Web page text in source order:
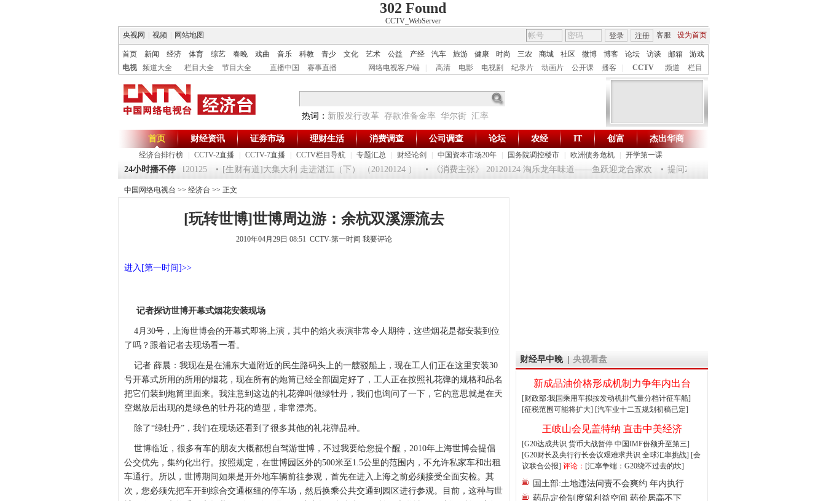
302 Found
CCTV_WebServer
央视网
视频 网站地图 客服 设为首页
登录 注册
首页 新闻 经济 体育 综艺 春晚 戏曲 音乐 科教 青少 文化 艺术 公益 产经 汽车 旅游 健康 时尚 三农 商城 社区 微博 博客 论坛 访谈 邮箱
游戏
电视
频道大全 栏目大全 节目大全 直播中国 赛事直播 网络电视客户端 高清 电影 电视剧 纪录片 动画片 公开课 播客 CCTV 频道 栏目
热词： 新股发行改革 存款准备金率 华尔街 汇率
财智生活 一键通达
首页
经济台排行榜 CCTV-2直播 CCTV-7直播 CCTV栏目导航 专题汇总 财经论剑 中国资本市场20年 国务院调控楼市 欧洲债务危机 开学第一课
财经资讯 证券市场 理财生活 消费调查 公司调查 论坛 农经 IT 创富 杰出华商
24小时播不停
《第一时间》 20120125 [生财有道]大集大利 走进湛江（下） （20120124 ） 《消费主张》 20120124 淘乐龙年味道——鱼跃迎龙合家欢 提问2012：机遇与悬念共存
中国网络电视台 >> 经济台 >> 正文
[玩转世博]世博周边游：余杭双溪漂流去
2010年04月29日 08:51 CCTV-第一时间 我要评论
进入[第一时间]>>
记者探访世博开幕式烟花安装现场
4月30号，上海世博会的开幕式即将上演，其中的焰火表演非常令人期待，这些烟花是都安装到位
了吗？跟着记者去现场看一看。
记者 薛晨：我现在是在浦东大道附近的民生路码头上的一艘驳船上，现在工人们正在这里安装30
号开幕式所用的所用的烟花，现在所有的炮筒已经全部固定好了，工人正在按照礼花弹的规格和品名
把它们装到炮筒里面来。我注意到这边的礼花弹叫做绿牡丹，我们也询问了一下，它的意思就是在天
空燃放后出现的是绿色的牡丹花的造型，非常漂亮。
除了“绿牡丹”，我们在现场还看到了很多其他的礼花弹品种。
世博临近，很多有车的朋友大概都想自驾游世博，不过我要给您提个醒，2010年上海世博会提倡
公交优先，集约化出行。按照规定，在世博园区外的500米至1.5公里的范围内，不允许私家车和出租
车通行。所以，世博期间如果是开外地车辆前往参观，首先在进入上海之前必须接受全面安检。其
次，您必须先把车开到综合交通枢纽的停车场，然后换乘公共交通到园区进行参观。目前，这种与世
财经早中晚 央视看盘
新成品油价格形成机制力争年内出台
[财政部:我国乘用车拟按发动机排气量分档计征车船]
[征税范围可能将扩大] [汽车业十二五规划初稿已定]
王岐山会见盖特纳 直击中美经济
[G20达成共识 货币大战暂停 中国IMF份额升至第三]
[G20财长及央行行长会议艰难求共识 全球汇率挑战] [会
议联合公报] 评论： [汇率争端：G20绕不过去的坎]
国土部:土地违法问责不会爽约 年内执行
药品定价制度留利益空间 药价居高不下